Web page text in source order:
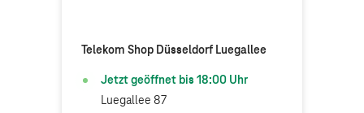
Telekom Shop Düsseldorf Luegallee
Jetzt geöffnet bis 18:00 Uhr
Luegallee 87